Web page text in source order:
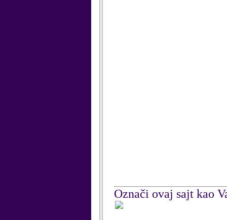
Označi ovaj sajt kao